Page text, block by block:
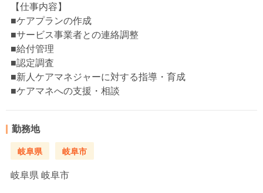
【仕事内容】
■ケアプランの作成
■サービス事業者との連絡調整
■給付管理
■認定調査
■新人ケアマネジャーに対する指導・育成
■ケアマネへの支援・相談
勤務地
岐阜県 岐阜市
岐阜県 岐阜市